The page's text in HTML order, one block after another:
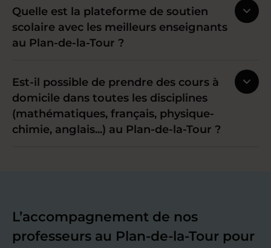
Quelle est la plateforme de soutien
scolaire avec les meilleurs enseignants
au Plan-de-la-Tour ?
Est-il possible de prendre des cours à
domicile dans toutes les disciplines
(mathématiques, français, physique-
chimie, anglais...) au Plan-de-la-Tour ?
L’accompagnement de nos
professeurs au Plan-de-la-Tour pour